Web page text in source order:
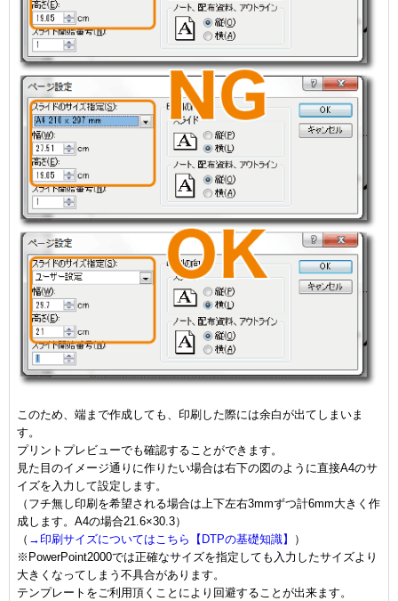
このため、端まで作成しても、印刷した際には余白が出てしまいま
す。
プリントプレビューでも確認することができます。
見た目のイメージ通りに作りたい場合は右下の図のように直接A4のサ
イズを入力して設定します。
（フチ無し印刷を希望される場合は上下左右3mmずつ計6mm大きく作
成します。A4の場合21.6×30.3）
（ →印刷サイズについてはこちら【DTPの基礎知識】
）
※PowerPoint2000では正確なサイズを指定しても入力したサイズより
大きくなってしまう不具合があります。
テンプレートをご利用頂くことにより回避することが出来ます。